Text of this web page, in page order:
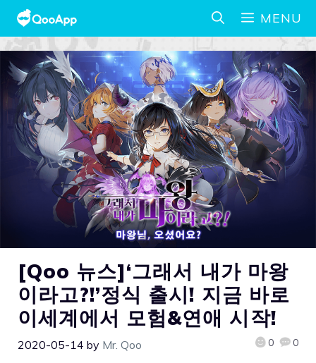
MENU
[Qoo 뉴스]‘그래서 내가 마왕
이라고?!’정식 출시! 지금 바로
이세계에서 모험&연애 시작!
2020-05-14 by Mr. Qoo 0 0